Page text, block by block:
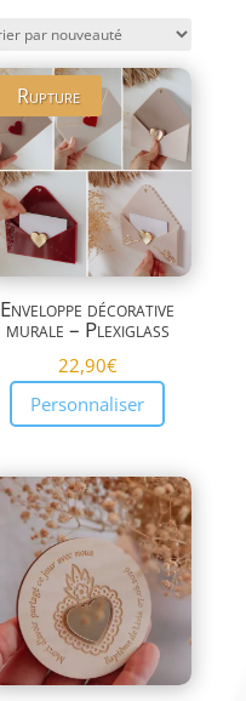
plus
récent
au
plus
ancien
Rupture
Enveloppe décorative
murale – Plexiglass
22,90€
Personnaliser